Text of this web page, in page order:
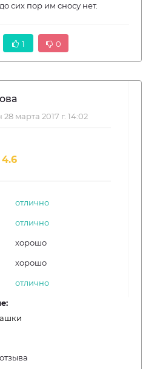
сих пор им сносу нет.
1 0
Отзыв был оставлен 28 марта 2017 г. 14:02
4.6
отлично
отлично
хорошо
хорошо
отлично